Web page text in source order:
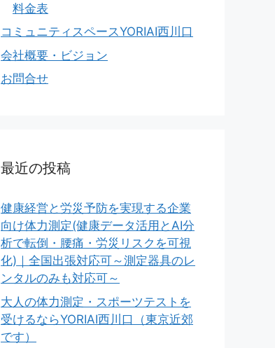
料金表
コミュニティスペースYORIAI西川口
会社概要・ビジョン
お問合せ
最近の投稿
健康経営と労災予防を実現する企業
向け体力測定(健康データ活用とAI分
析で転倒・腰痛・労災リスクを可視
化)｜全国出張対応可～測定器具のレ
ンタルのみも対応可～
大人の体力測定・スポーツテストを
受けるならYORIAI西川口（東京近郊
です）